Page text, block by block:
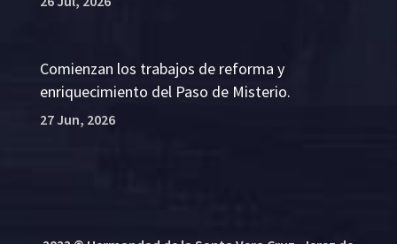
Comienzan los trabajos de reforma y
enriquecimiento del Paso de Misterio.
27 Jun, 2026